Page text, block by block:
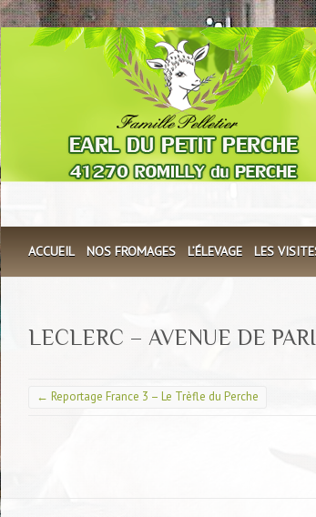
ACCUEIL NOS FROMAGES L’ÉLEVAGE LES
LECLERC – AVENUE DE
← Reportage France 3 – Le Trèfle du Perche